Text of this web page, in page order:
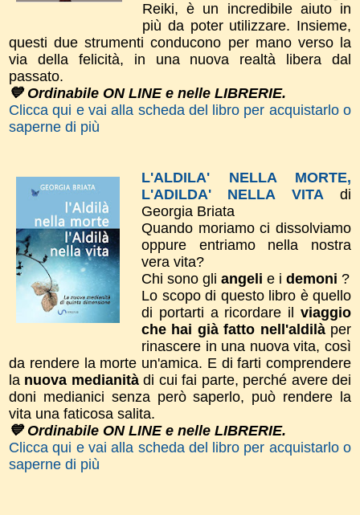
Reiki, è un incredibile aiuto in
più da poter utilizzare. Insieme,
questi due strumenti conducono per mano verso la
via della felicità, in una nuova realtà libera dal
passato.
💙 Ordinabile ON LINE e nelle LIBRERIE.
Clicca qui e vai alla scheda del libro per acquistarlo o
saperne di più
L'ALDILA' NELLA MORTE,
L'ADILDA' NELLA VITA di
Georgia Briata
Quando moriamo ci dissolviamo
oppure entriamo nella nostra
vera vita?
Chi sono gli angeli e i demoni ?
Lo scopo di questo libro è quello
di portarti a ricordare il viaggio
che hai già fatto nell'aldilà per
rinascere in una nuova vita, così
da rendere la morte un'amica. E di farti comprendere
la nuova medianitàdi cui fai parte, perché avere dei
doni medianici senza però saperlo, può rendere la
vita una faticosa salita.
💙 Ordinabile ON LINE e nelle LIBRERIE.
Clicca qui e vai alla scheda del libro per acquistarlo o
saperne di più